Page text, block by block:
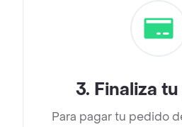
3. Finaliza
Para pagar tu pedido